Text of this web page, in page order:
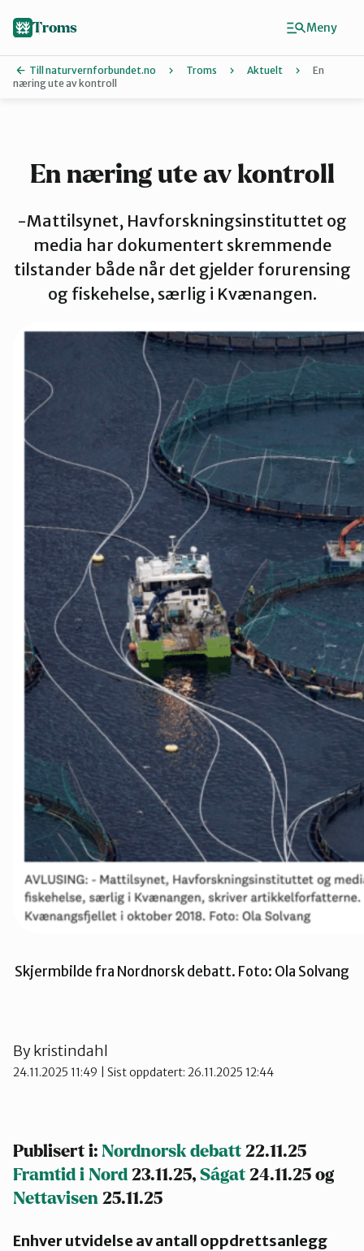
Midt-Troms
Nordreisa
Sør-Troms
Tromsø og omegn
Troms
Till naturvernforbundet.no Troms Aktuelt
En
næring ute av kontroll
En næring ute av kontroll
-Mattilsynet, Havforskningsinstituttet og
media har dokumentert skremmende
tilstander både når det gjelder forurensing
og fiskehelse, særlig i Kvænangen.
Skjermbilde fra Nordnorsk debatt. Foto: Ola Solvang
Bykristindahl
24.11.2025 11:49 | Sist oppdatert: 26.11.2025 12:44
Publisert i: Nordnorsk debatt 22.11.25
Framtid i Nord 23.11.25, Ságat 24.11.25 og
Nettavisen 25.11.25
Enhver utvidelse av antall oppdrettsanlegg